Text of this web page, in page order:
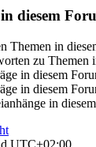
diesem
Themen in
zu Themen
in diesem
in diesem
in
UTC+02:00